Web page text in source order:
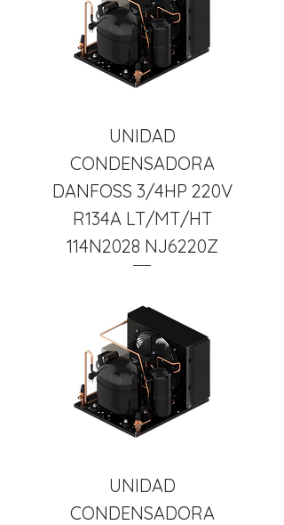
UNIDAD
CONDENSADORA
DANFOSS 3/4HP 220V
R134A LT/MT/HT
114N2028 NJ6220Z
UNIDAD
CONDENSADORA